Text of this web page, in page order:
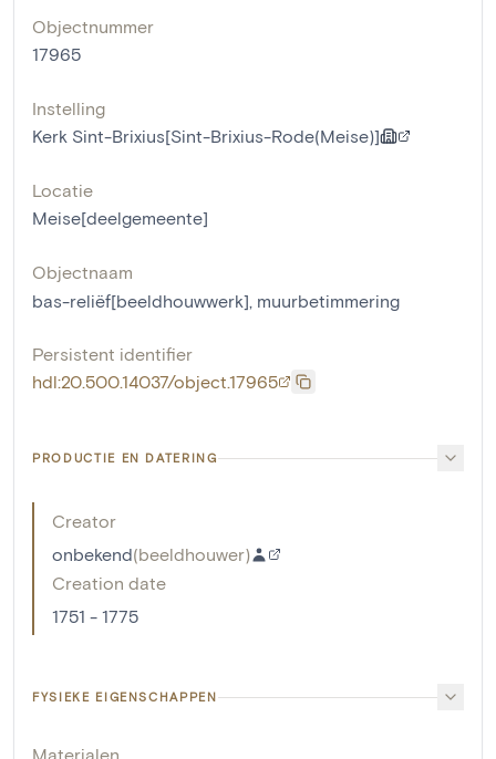
Objectnummer
17965
Instelling
Kerk Sint-Brixius[Sint-Brixius-Rode(Meise)]
Locatie
Meise[deelgemeente]
Objectnaam
bas-reliëf[beeldhouwwerk], muurbetimmering
Persistent identifier
hdl:20.500.14037/object.17965
PRODUCTIE EN DATERING
Creator
onbekend(beeldhouwer)
Creation date
1751 - 1775
FYSIEKE EIGENSCHAPPEN
Materialen